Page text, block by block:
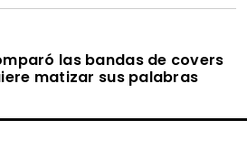
las bandas de covers
matizar sus palabras